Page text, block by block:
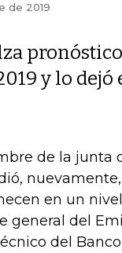
de 2019
y lo dejó
de la junta
en un
general del
del